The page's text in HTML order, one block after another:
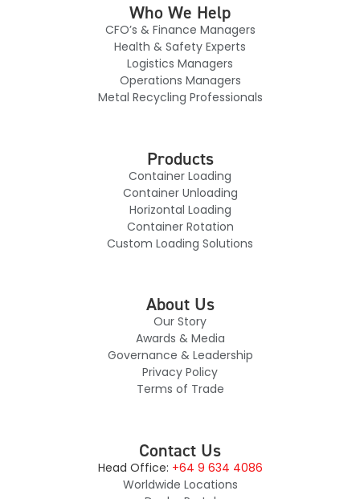
Who We Help
CFO’s & Finance Managers
Health & Safety Experts
Logistics Managers
Operations Managers
Metal Recycling Professionals
Products
Container Loading
Container Unloading
Horizontal Loading
Container Rotation
Custom Loading Solutions
About Us
Our Story
Awards & Media
Governance & Leadership
Privacy Policy
Terms of Trade
Contact Us
Head Office: +64 9 634 4086
Worldwide Locations